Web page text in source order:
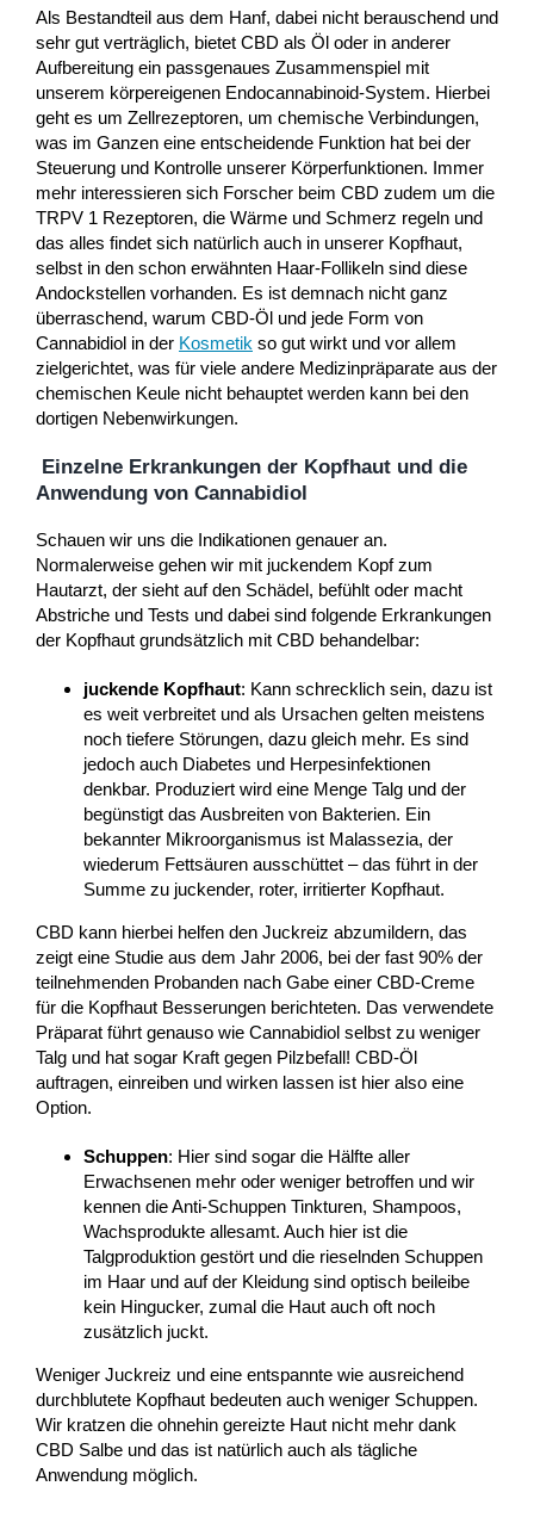
Als Bestandteil aus dem Hanf, dabei nicht berauschend und
sehr gut verträglich, bietet CBD als Öl oder in anderer
Aufbereitung ein passgenaues Zusammenspiel mit
unserem körpereigenen Endocannabinoid-System. Hierbei
geht es um Zellrezeptoren, um chemische Verbindungen,
was im Ganzen eine entscheidende Funktion hat bei der
Steuerung und Kontrolle unserer Körperfunktionen. Immer
mehr interessieren sich Forscher beim CBD zudem um die
TRPV 1 Rezeptoren, die Wärme und Schmerz regeln und
das alles findet sich natürlich auch in unserer Kopfhaut,
selbst in den schon erwähnten Haar-Follikeln sind diese
Andockstellen vorhanden. Es ist demnach nicht ganz
überraschend, warum CBD-Öl und jede Form von
Cannabidiol in der Kosmetik so gut wirkt und vor allem
zielgerichtet, was für viele andere Medizinpräparate aus der
chemischen Keule nicht behauptet werden kann bei den
dortigen Nebenwirkungen.
Einzelne Erkrankungen der Kopfhaut und die
Anwendung von Cannabidiol
Schauen wir uns die Indikationen genauer an.
Normalerweise gehen wir mit juckendem Kopf zum
Hautarzt, der sieht auf den Schädel, befühlt oder macht
Abstriche und Tests und dabei sind folgende Erkrankungen
der Kopfhaut grundsätzlich mit CBD behandelbar:
juckende Kopfhaut: Kann schrecklich sein, dazu ist
es weit verbreitet und als Ursachen gelten meistens
noch tiefere Störungen, dazu gleich mehr. Es sind
jedoch auch Diabetes und Herpesinfektionen
denkbar. Produziert wird eine Menge Talg und der
begünstigt das Ausbreiten von Bakterien. Ein
bekannter Mikroorganismus ist Malassezia, der
wiederum Fettsäuren ausschüttet – das führt in der
Summe zu juckender, roter, irritierter Kopfhaut.
CBD kann hierbei helfen den Juckreiz abzumildern, das
zeigt eine Studie aus dem Jahr 2006, bei der fast 90% der
teilnehmenden Probanden nach Gabe einer CBD-Creme
für die Kopfhaut Besserungen berichteten. Das verwendete
Präparat führt genauso wie Cannabidiol selbst zu weniger
Talg und hat sogar Kraft gegen Pilzbefall! CBD-Öl
auftragen, einreiben und wirken lassen ist hier also eine
Option.
Schuppen: Hier sind sogar die Hälfte aller
Erwachsenen mehr oder weniger betroffen und wir
kennen die Anti-Schuppen Tinkturen, Shampoos,
Wachsprodukte allesamt. Auch hier ist die
Talgproduktion gestört und die rieselnden Schuppen
im Haar und auf der Kleidung sind optisch beileibe
kein Hingucker, zumal die Haut auch oft noch
zusätzlich juckt.
Weniger Juckreiz und eine entspannte wie ausreichend
durchblutete Kopfhaut bedeuten auch weniger Schuppen.
Wir kratzen die ohnehin gereizte Haut nicht mehr dank
CBD Salbe und das ist natürlich auch als tägliche
Anwendung möglich.